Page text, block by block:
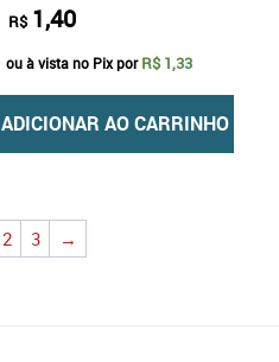
R$ 1,40
ou à vista no Pix porR$ 1,33
ADICIONAR AO CARRINHO
2 3 →